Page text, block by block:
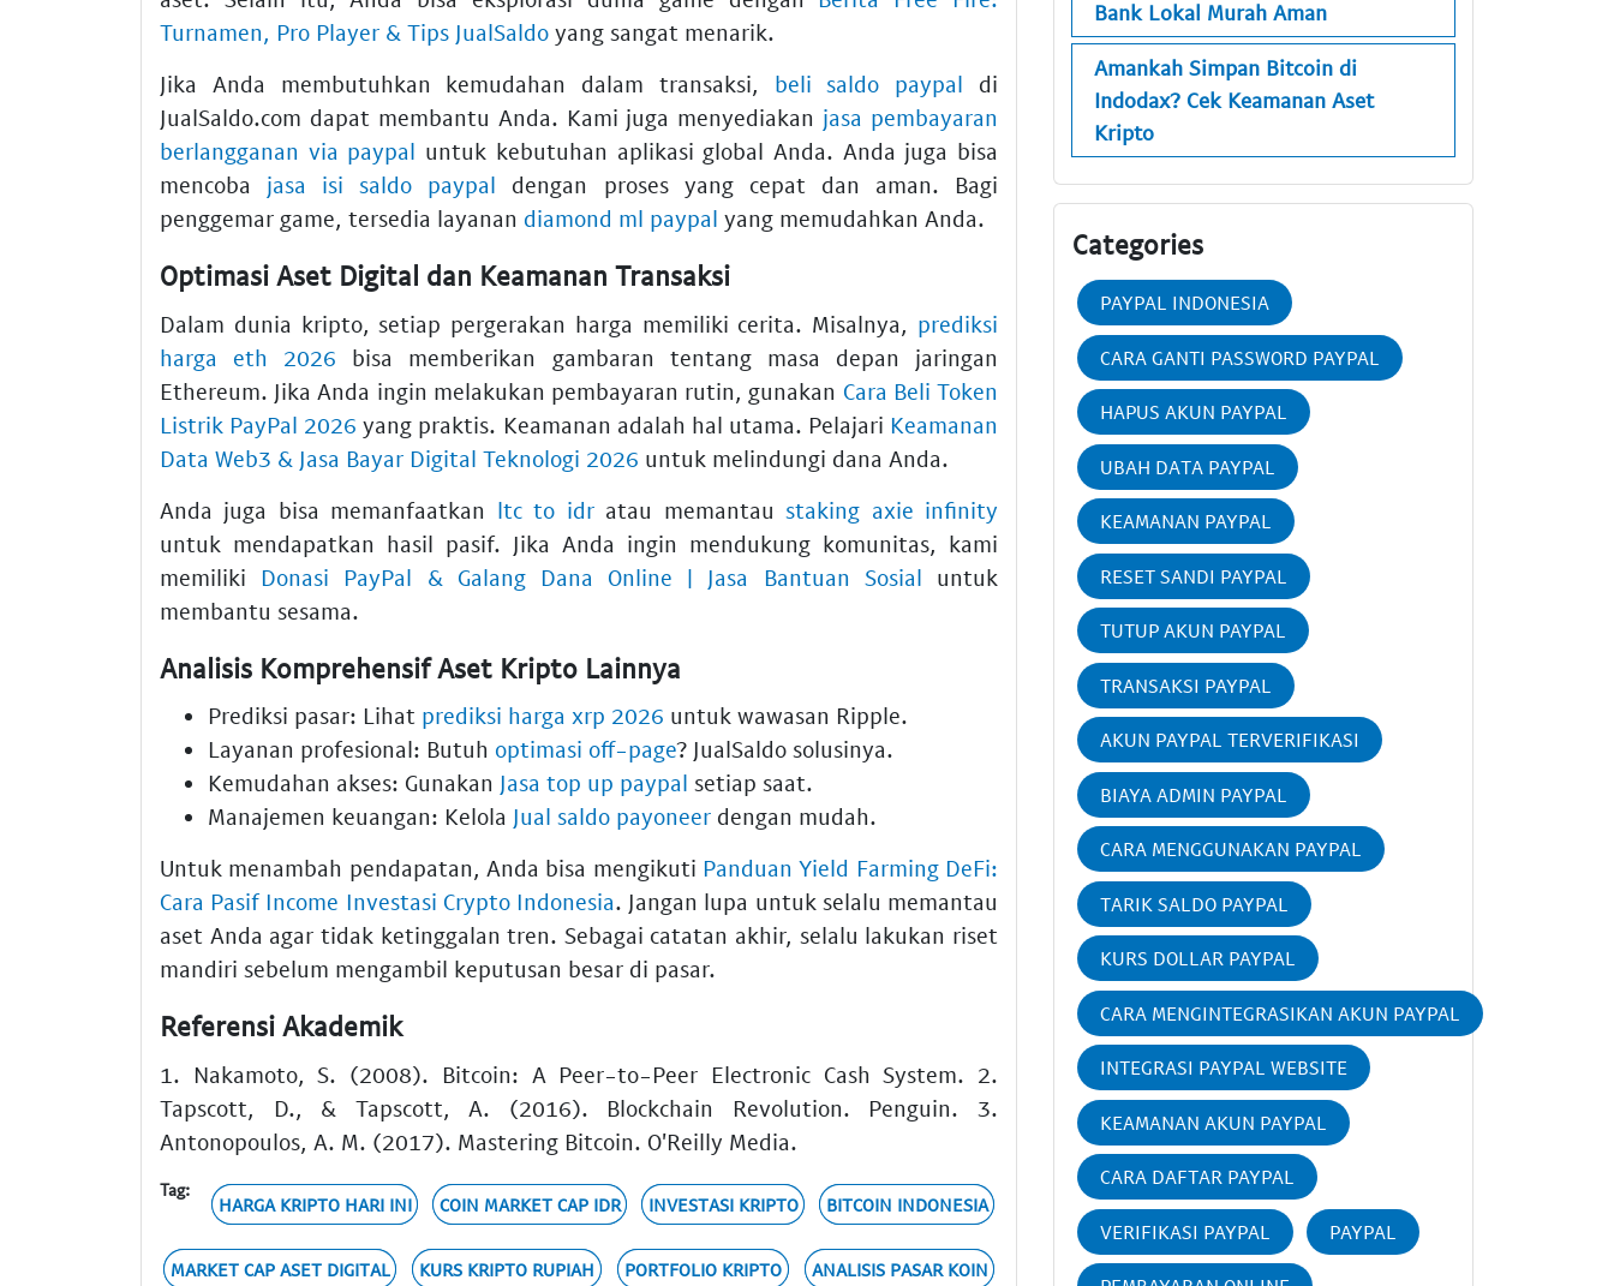
Turnamen, Pro Player & Tips JualSaldo yang sangat menarik.
Jika Anda membutuhkan kemudahan dalam transaksi, beli saldo paypal di
JualSaldo.com dapat membantu Anda. Kami juga menyediakan jasa pembayaran
berlangganan via paypal untuk kebutuhan aplikasi global Anda. Anda juga bisa
mencoba jasa isi saldo paypal dengan proses yang cepat dan aman. Bagi
penggemar game, tersedia layanan diamond ml paypal yang memudahkan Anda.
Optimasi Aset Digital dan Keamanan Transaksi
Dalam dunia kripto, setiap pergerakan harga memiliki cerita. Misalnya, prediksi
harga eth 2026 bisa memberikan gambaran tentang masa depan jaringan
Ethereum. Jika Anda ingin melakukan pembayaran rutin, gunakan Cara Beli Token
Listrik PayPal 2026 yang praktis. Keamanan adalah hal utama. Pelajari Keamanan
Data Web3 & Jasa Bayar Digital Teknologi 2026 untuk melindungi dana Anda.
Anda juga bisa memanfaatkan ltc to idratau memantaustaking axie infinity
untuk mendapatkan hasil pasif. Jika Anda ingin mendukung komunitas, kami
memiliki Donasi PayPal & Galang Dana Online | Jasa Bantuan Sosial untuk
membantu sesama.
Analisis Komprehensif Aset Kripto Lainnya
Prediksi pasar: Lihat prediksi harga xrp 2026 untuk wawasan Ripple.
Layanan profesional: Butuh optimasi off-page? JualSaldo solusinya.
Kemudahan akses: Gunakan Jasa top up paypal setiap saat.
Manajemen keuangan: Kelola Jual saldo payoneer dengan mudah.
Untuk menambah pendapatan, Anda bisa mengikuti Panduan Yield Farming DeFi:
Cara Pasif Income Investasi Crypto Indonesia. Jangan lupa untuk selalu memantau
aset Anda agar tidak ketinggalan tren. Sebagai catatan akhir, selalu lakukan riset
mandiri sebelum mengambil keputusan besar di pasar.
Referensi Akademik
1. Nakamoto, S. (2008). Bitcoin: A Peer-to-Peer Electronic Cash System. 2.
Tapscott, D., & Tapscott, A. (2016). Blockchain Revolution. Penguin. 3.
Antonopoulos, A. M. (2017). Mastering Bitcoin. O'Reilly Media.
Tag:
HARGA KRIPTO HARI INI COIN MARKET CAP IDR INVESTASI KRIPTO BITCOIN INDONESIA
MARKET CAP ASET DIGITAL KURS KRIPTO RUPIAH PORTFOLIO KRIPTO ANALISIS PASAR KOIN
Bank Lokal Murah Aman
Amankah Simpan Bitcoin di
Indodax? Cek Keamanan Aset
Kripto
Categories
PAYPAL INDONESIA
CARA GANTI PASSWORD PAYPAL
HAPUS AKUN PAYPAL
UBAH DATA PAYPAL
KEAMANAN PAYPAL
RESET SANDI PAYPAL
TUTUP AKUN PAYPAL
TRANSAKSI PAYPAL
AKUN PAYPAL TERVERIFIKASI
BIAYA ADMIN PAYPAL
CARA MENGGUNAKAN PAYPAL
TARIK SALDO PAYPAL
KURS DOLLAR PAYPAL
CARA MENGINTEGRASIKAN AKUN PAYPAL
INTEGRASI PAYPAL WEBSITE
KEAMANAN AKUN PAYPAL
CARA DAFTAR PAYPAL
VERIFIKASI PAYPAL PAYPAL